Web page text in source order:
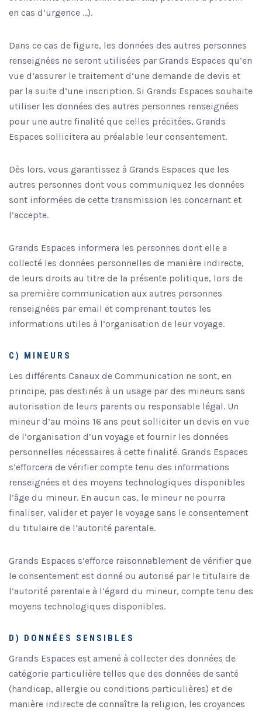
en cas d’urgence …).
Dans ce cas de figure, les données des autres personnes
renseignées ne seront utilisées par Grands Espaces qu’en
vue d’assurer le traitement d’une demande de devis et
par la suite d’une inscription. Si Grands Espaces souhaite
utiliser les données des autres personnes renseignées
pour une autre finalité que celles précitées, Grands
Espaces sollicitera au préalable leur consentement.
Dès lors, vous garantissez à Grands Espaces que les
autres personnes dont vous communiquez les données
sont informées de cette transmission les concernant et
l’accepte.
Grands Espaces informera les personnes dont elle a
collecté les données personnelles de manière indirecte,
de leurs droits au titre de la présente politique, lors de
sa première communication aux autres personnes
renseignées par email et comprenant toutes les
informations utiles à l’organisation de leur voyage.
C) MINEURS
Les différents Canaux de Communication ne sont, en
principe, pas destinés à un usage par des mineurs sans
autorisation de leurs parents ou responsable légal. Un
mineur d’au moins 16 ans peut solliciter un devis en vue
de l’organisation d’un voyage et fournir les données
personnelles nécessaires à cette finalité. Grands Espaces
s’efforcera de vérifier compte tenu des informations
renseignées et des moyens technologiques disponibles
l’âge du mineur. En aucun cas, le mineur ne pourra
finaliser, valider et payer le voyage sans le consentement
du titulaire de l’autorité parentale.
Grands Espaces s’efforce raisonnablement de vérifier que
le consentement est donné ou autorisé par le titulaire de
l’autorité parentale à l’égard du mineur, compte tenu des
moyens technologiques disponibles.
D) DONNÉES SENSIBLES
Grands Espaces est amené à collecter des données de
catégorie particulière telles que des données de santé
(handicap, allergie ou conditions particulières) et de
manière indirecte de connaître la religion, les croyances